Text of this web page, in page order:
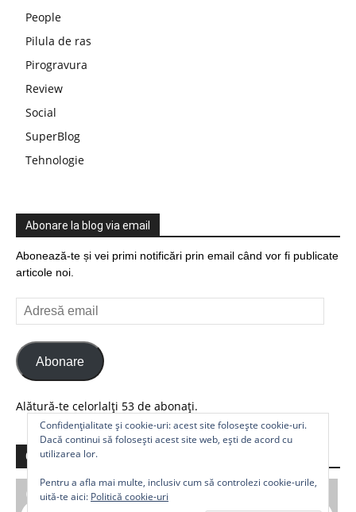
People
Pilula de ras
Pirogravura
Review
Social
SuperBlog
Tehnologie
Abonare la blog via email
Abonează-te și vei primi notificări prin email când vor fi publicate
articole noi.
Adresă
email
Abonare
Alătură-te celorlalți 53 de abonați.
Comunitate
Confidențialitate și cookie-uri: acest site folosește cookie-uri.
Dacă continui să folosești acest site web, ești de acord cu
utilizarea lor.
Pentru a afla mai multe, inclusiv cum să controlezi cookie-urile,
uită-te aici: Politică cookie-uri